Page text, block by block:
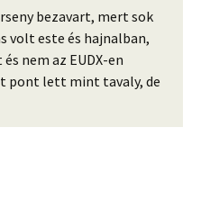
bezavart, mert sok
volt este és hajnalban,
nem az EUDX-en
pont lett mint tavaly, de